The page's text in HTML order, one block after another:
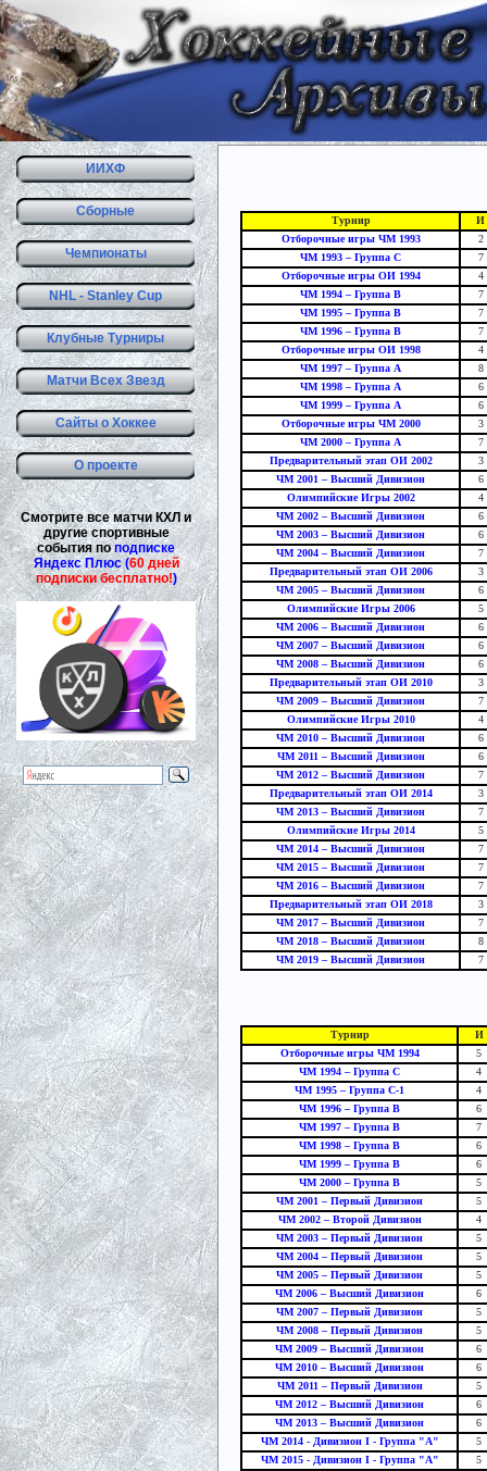
ИИХФ
Сборные
Чемпионаты
NHL - Stanley Cup
Клубные Турниры
Матчи Всех Звезд
Сайты о Хоккее
О проекте
Смотрите все матчи КХЛ и
другие спортивные
события поподписке
Яндекс Плюс (60 дней
подписки бесплатно!)
Турнир
И
Отборочные игры ЧМ 1993
2
ЧМ 1993 – Группа С
7
Отборочные игры ОИ 1994
4
ЧМ 1994 – Группа B
7
ЧМ 1995 – Группа B
7
ЧМ 1996 – Группа B
7
Отборочные игры ОИ 1998
4
ЧМ 1997 – Группа A
8
ЧМ 1998 – Группа A
6
ЧМ 1999 – Группа A
6
Отборочные игры ЧМ 2000
3
ЧМ 2000 – Группа A
7
Предварительный этап ОИ 2002
3
ЧМ 2001 – Высший Дивизион
6
Олимпийские Игры 2002
4
ЧМ 2002 – Высший Дивизион
6
ЧМ 2003 – Высший Дивизион
6
ЧМ 2004 – Высший Дивизион
7
Предварительный этап ОИ 2006
3
ЧМ 2005 – Высший Дивизион
6
Олимпийские Игры 2006
5
ЧМ 2006 – Высший Дивизион
6
ЧМ 2007 – Высший Дивизион
6
ЧМ 2008 – Высший Дивизион
6
Предварительный этап ОИ 2010
3
ЧМ 2009 – Высший Дивизион
7
Олимпийские Игры 2010
4
ЧМ 2010 – Высший Дивизион
6
ЧМ 2011 – Высший Дивизион
6
ЧМ 2012 – Высший Дивизион
7
Предварительный этап ОИ 2014
3
ЧМ 2013 – Высший Дивизион
7
Олимпийские Игры 2014
5
ЧМ 2014 – Высший Дивизион
7
ЧМ 2015 – Высший Дивизион
7
ЧМ 2016 – Высший Дивизион
7
Предварительный этап ОИ 2018
3
ЧМ 2017 – Высший Дивизион
7
ЧМ 2018 – Высший Дивизион
8
ЧМ 2019 – Высший Дивизион
7
Турнир
И
Отборочные игры ЧМ 1994
5
ЧМ 1994 – Группа С
4
ЧМ 1995 – Группа С-1
4
ЧМ 1996 – Группа B
6
ЧМ 1997 – Группа B
7
ЧМ 1998 – Группа B
6
ЧМ 1999 – Группа B
6
ЧМ 2000 – Группа B
5
ЧМ 2001 – Первый Дивизион
5
ЧМ 2002 – Второй Дивизион
4
ЧМ 2003 – Первый Дивизион
5
ЧМ 2004 – Первый Дивизион
5
ЧМ 2005 – Первый Дивизион
5
ЧМ 2006 – Высший Дивизион
6
ЧМ 2007 – Первый Дивизион
5
ЧМ 2008 – Первый Дивизион
5
ЧМ 2009 – Высший Дивизион
6
ЧМ 2010 – Высший Дивизион
6
ЧМ 2011 – Первый Дивизион
5
ЧМ 2012 – Высший Дивизион
6
ЧМ 2013 – Высший Дивизион
6
ЧМ 2014 - Дивизион I - Группа "A"
5
ЧМ 2015 - Дивизион I - Группа "A"
5